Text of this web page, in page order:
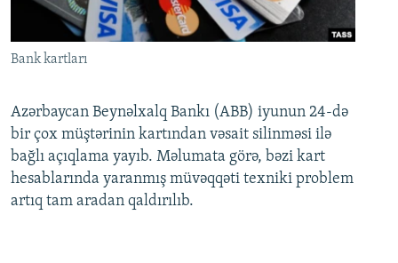
Bank kartları
Azərbaycan Beynəlxalq Bankı (ABB) iyunun 24-də
bir çox müştərinin kartından vəsait silinməsi ilə
bağlı açıqlama yayıb. Məlumata görə, bəzi kart
hesablarında yaranmış müvəqqəti texniki problem
artıq tam aradan qaldırılıb.